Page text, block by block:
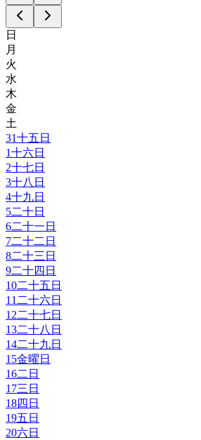
日
月
火
水
木
金
土
31十五日
1十六日
2十七日
3十八日
4十九日
5二十日
6二十一日
7二十二日
8二十三日
9二十四日
10二十五日
11 二十六日
12二十七日
13二十八日
14二十九日
15金曜日
16二日
17三日
18四日
19五日
20六日